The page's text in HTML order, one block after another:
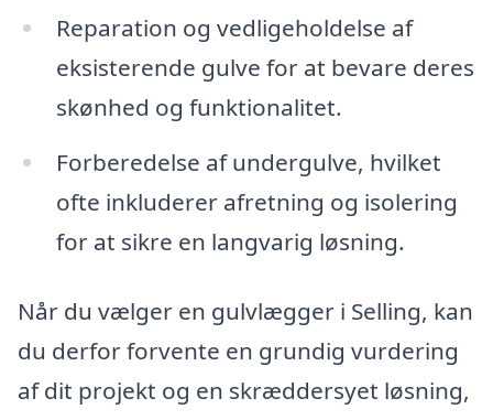
Reparation og vedligeholdelse af
eksisterende gulve for at bevare deres
skønhed og funktionalitet.
Forberedelse af undergulve, hvilket
ofte inkluderer afretning og isolering
for at sikre en langvarig løsning.
Når du vælger en gulvlægger i Selling, kan
du derfor forvente en grundig vurdering
af dit projekt og en skræddersyet løsning,